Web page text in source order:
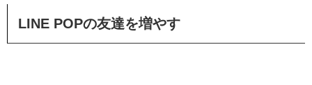
LINE POPの友達を増やす